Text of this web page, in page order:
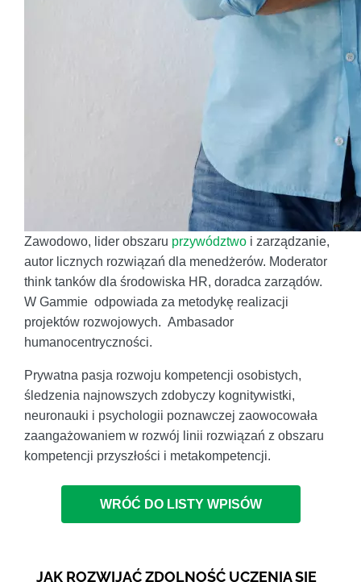
Zawodowo, lider obszaru przywództwo i zarządzanie,
autor licznych rozwiązań dla menedżerów. Moderator
think tanków dla środowiska HR, doradca zarządów.
W Gammie odpowiada za metodykę realizacji
projektów rozwojowych. Ambasador
humanocentryczności.
Prywatna pasja rozwoju kompetencji osobistych,
śledzenia najnowszych zdobyczy kognitywistki,
neuronauki i psychologii poznawczej zaowocowała
zaangażowaniem w rozwój linii rozwiązań z obszaru
kompetencji przyszłości i metakompetencji.
WRÓĆ DO LISTY WPISÓW
JAK ROZWIJAĆ ZDOLNOŚĆ UCZENIA SIĘ